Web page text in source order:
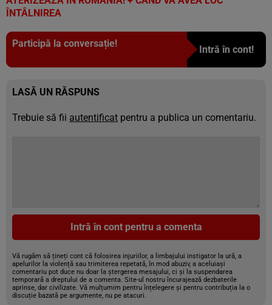
ÎNTÂLNIREA
Participă la conversație!
Intră în cont!
LASĂ UN RĂSPUNS
Trebuie să fii autentificat pentru a publica un comentariu.
Intră în cont pentru a comenta
Vă rugăm să țineți cont că folosirea injuriilor, a limbajului instigator la ură, a
apelurilor la violență sau trimiterea repetată, în mod abuziv, a aceluiași
comentariu pot duce nu doar la ștergerea mesajului, ci și la suspendarea
temporară a dreptului de a comenta. Site-ul nostru încurajează dezbaterile
aprinse, dar civilizate. Vă mulțumim pentru înțelegere și pentru contribuția la o
discuție bazată pe argumente, nu pe atacuri.